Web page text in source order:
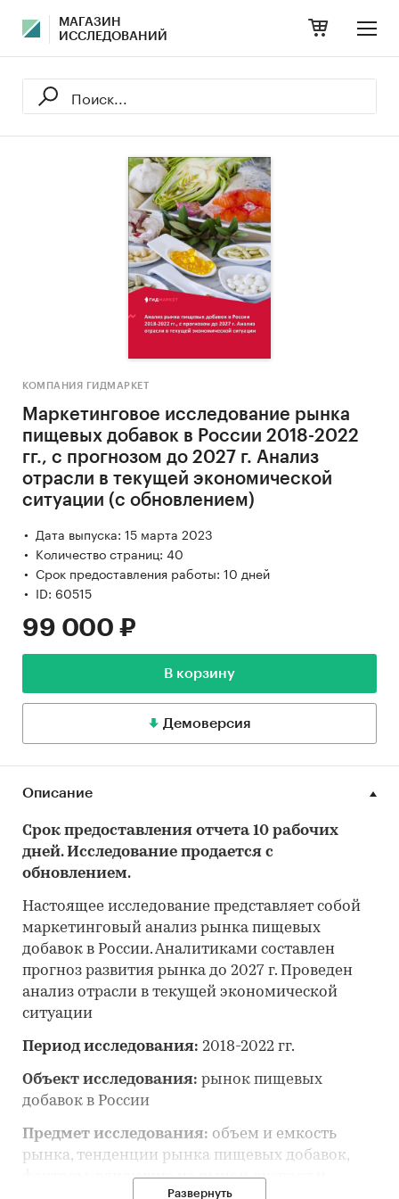
МАГАЗИН
ИССЛЕДОВАНИЙ
КОМПАНИЯ ГИДМАРКЕТ
Маркетинговое исследование рынка
пищевых добавок в России 2018-2022
гг., с прогнозом до 2027 г. Анализ
отрасли в текущей экономической
ситуации (с обновлением)
Дата выпуска: 15 марта 2023
Количество страниц: 40
Срок предоставления работы: 10 дней
ID: 60515
99 000 ₽
В корзину
Демоверсия
Описание
Срок предоставления отчета 10 рабочих
дней. Исследование продается с
обновлением.
Настоящее исследование представляет собой
маркетинговый анализ рынка пищевых
добавок в России. Аналитиками составлен
прогноз развития рынка до 2027 г. Проведен
анализ отрасли в текущей экономической
ситуации
Период исследования: 2018-2022 гг.
Объект исследования: рынок пищевых
добавок в России
Предмет исследования: объем и емкость
рынка, тенденции рынка пищевых добавок,
факторы, влияющие на рынок, экспорт и
Развернуть